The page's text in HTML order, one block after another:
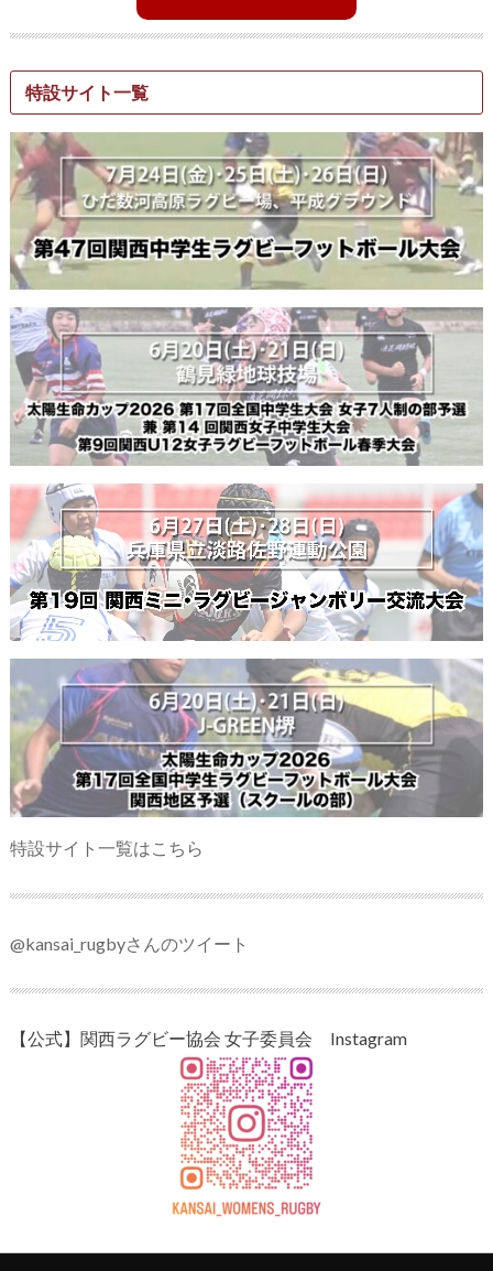
特設サイト一覧
特設サイト一覧はこちら
@kansai_rugbyさんのツイート
【公式】関西ラグビー協会 女子委員会 Instagram